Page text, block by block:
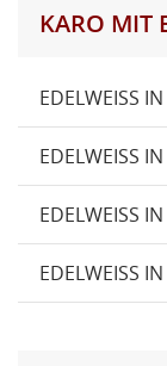
KARO MIT
EDELWEISS IN
EDELWEISS IN
EDELWEISS IN
EDELWEISS IN